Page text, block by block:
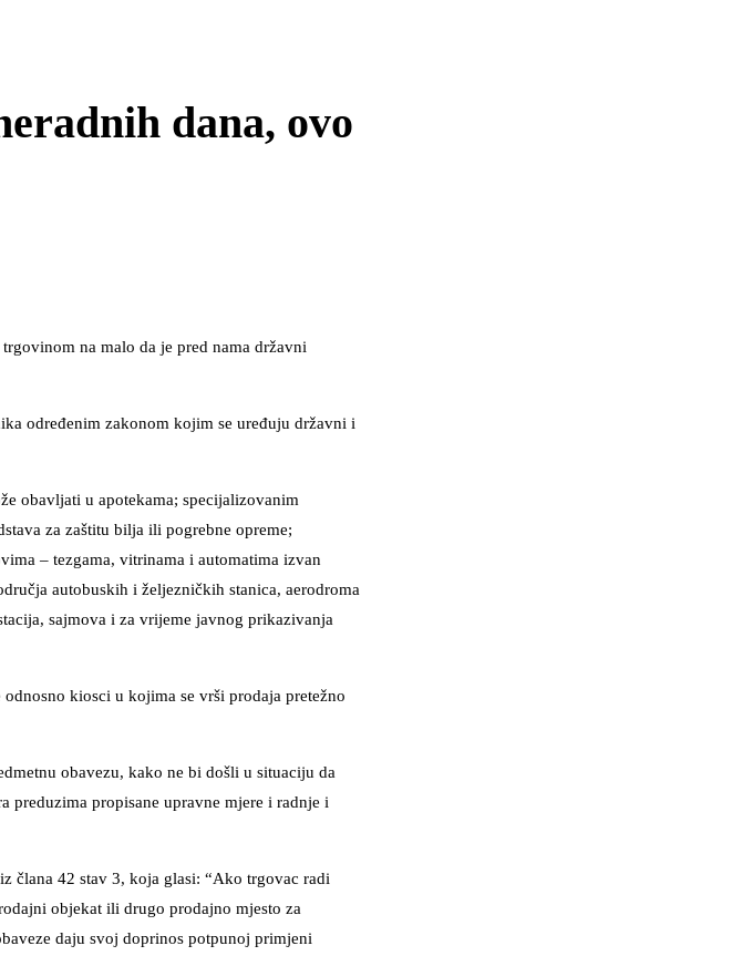
dana, ovo
na malo da je pred nama državni
određenim zakonom kojim se uređuju državni i
obavljati u apotekama; specijalizovanim
za zaštitu bilja ili pogrebne opreme;
– tezgama, vitrinama i automatima izvan
autobuskih i željezničkih stanica, aerodroma
sajmova i za vrijeme javnog prikazivanja
kiosci u kojima se vrši prodaja pretežno
obavezu, kako ne bi došli u situaciju da
preduzima propisane upravne mjere i radnje i
člana 42 stav 3, koja glasi: “Ako trgovac radi
objekat ili drugo prodajno mjesto za
daju svoj doprinos potpunoj primjeni